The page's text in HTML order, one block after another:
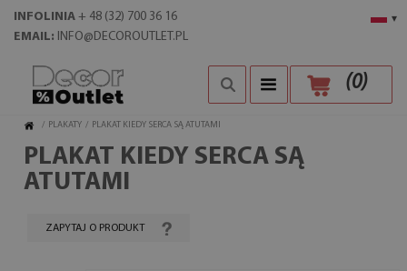
▾
INFOLINIA + 48 (32) 700 36 16
EMAIL: INFO@DECOROUTLET.PL
(0)
/ PLAKATY / PLAKAT KIEDY SERCA SĄ ATUTAMI
PLAKAT KIEDY SERCA SĄ
ATUTAMI
ZAPYTAJ O PRODUKT